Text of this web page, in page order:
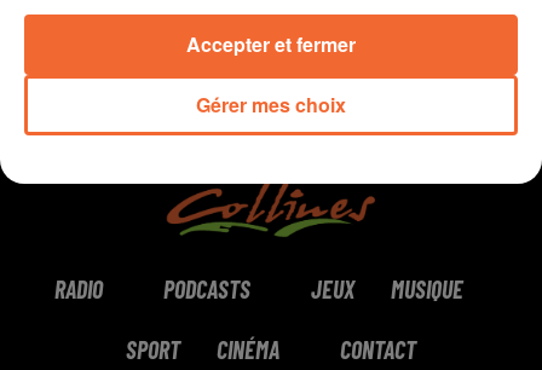
RADIO PODCASTS JEUX MUSIQUE
SPORT CINÉMA CONTACT
Gérer mes choix
Accepter et fermer